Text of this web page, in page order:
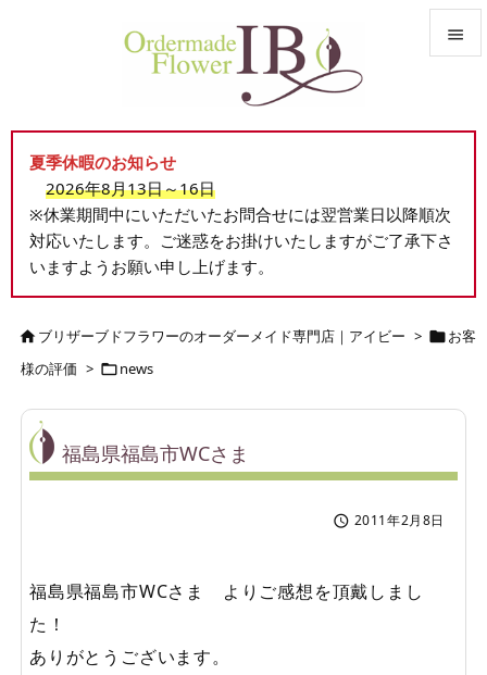


前へ

検索
夏季休暇のお知らせ
2026年8月13日～16日
※休業期間中にいただいたお問合せには翌営業日以降順次
対応いたします。ご迷惑をお掛けいたしますがご了承下さ
いますようお願い申し上げます。
ブリザーブドフラワーのオーダーメイド専門店｜アイビー > お客
様の評価 > news
福島県福島市WCさま
 2011年2月8日
福島県福島市WCさま よりご感想を頂戴しまし
た！
ありがとうございます。